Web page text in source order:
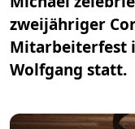
zweijähriger
Mitarbeiterfest
Wolfgang statt.